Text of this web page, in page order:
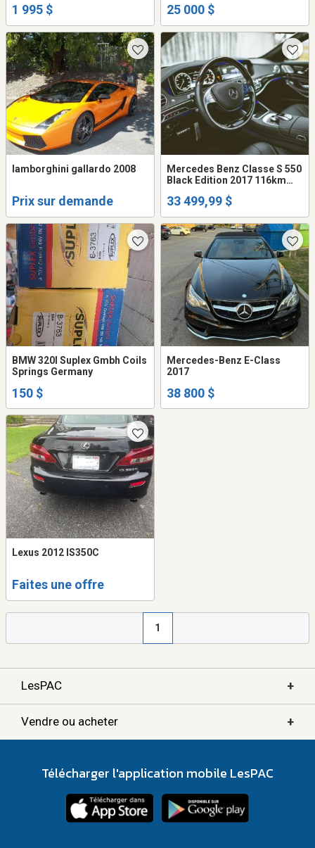
1 995 $ 25 000 $
lamborghini gallardo 2008
Prix sur demande
Mercedes Benz Classe S 550
Black Edition 2017 116km
fully equiped, sun roof moon
33 499,99 $
BMW 320I Suplex Gmbh Coils
Springs Germany
150 $
Mercedes-Benz E-Class
2017
38 800 $
Lexus 2012 IS350C
Faites une offre
1
LesPAC +
Vendre ou acheter +
Télécharger l'application mobile LesPAC